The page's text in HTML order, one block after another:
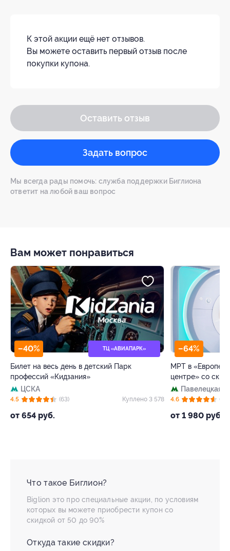
К этой акции ещё нет отзывов.
Вы можете оставить первый отзыв после
покупки купона.
Оставить отзыв
Задать вопрос
Мы всегда рады помочь: служба поддержки Биглиона
ответит на любой ваш вопрос
Вам может понравиться
–40% ТЦ «АВИАПАРК»
Билет на весь день в детский Парк
профессий «Кидзания»
ЦСКА
от 654 руб.
4.5 (63) Куплено 3 578
–64%
МРТ в
центре» со
Павелецкая
от 1 980 руб.
4.6 (72)
Что такое Биглион?
Biglion это про специальные акции, по условиям
которых вы можете приобрести купон со
скидкой от 50 до 90%
Откуда такие скидки?